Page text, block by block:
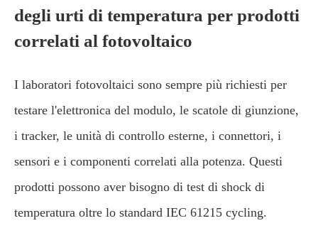
degli urti di temperatura per prodotti
correlati al fotovoltaico
I laboratori fotovoltaici sono sempre più richiesti per
testare l'elettronica del modulo, le scatole di giunzione,
i tracker, le unità di controllo esterne, i connettori, i
sensori e i componenti correlati alla potenza. Questi
prodotti possono aver bisogno di test di shock di
temperatura oltre lo standard IEC 61215 cycling.